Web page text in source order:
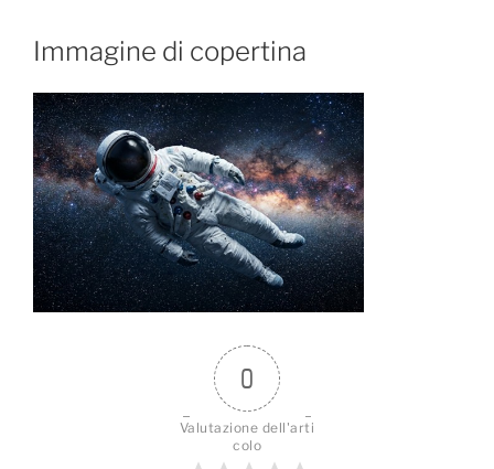
Immagine di copertina
0
Valutazione dell'arti
colo